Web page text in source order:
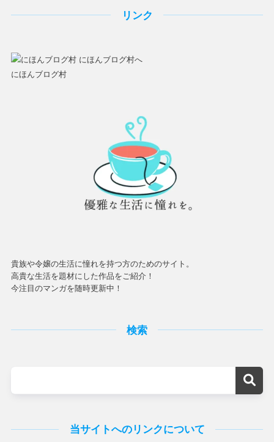
リンク
にほんブログ村
貴族や令嬢の生活に憧れを持つ方のためのサイト。
高貴な生活を題材にした作品をご紹介！
今注目のマンガを随時更新中！
検索
当サイトへのリンクについて